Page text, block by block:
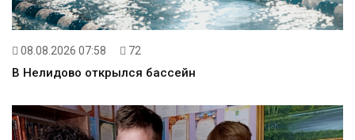
08.08.2026 07:58 72
В Нелидово открылся бассейн